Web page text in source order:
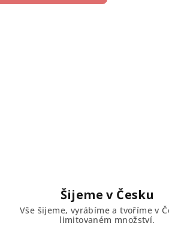
Šijeme v Česku
Vše šijeme, vyrábíme a tvoříme v
limitovaném množství.